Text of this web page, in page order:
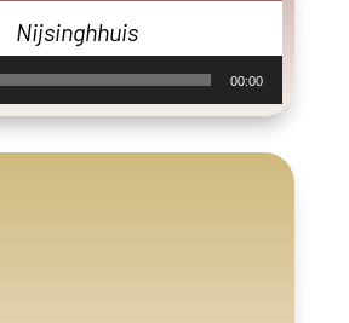
Nijsinghhuis
00:00